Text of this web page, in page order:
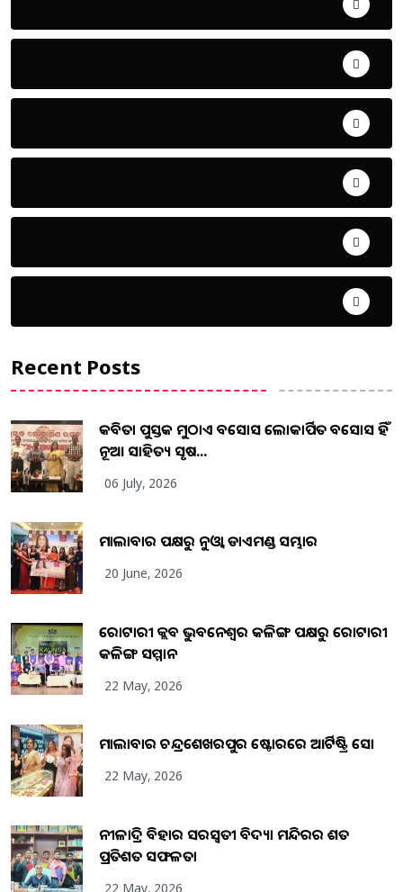
Recent Posts
କବିତା ପୁସ୍ତକ ମୁଠାଏ ଅବସୋସ ଲୋକାର୍ପିତ ଅବସୋସ ହିଁ
ନୂଆ ସାହିତ୍ୟ ସୃଷ...
06 July, 2026
ମାଲାବାର ପକ୍ଷରୁ ନୁଓ୍ବା ଡାଏମଣ୍ଡ ସମ୍ଭାର
20 June, 2026
ରୋଟାରୀ କ୍ଲବ ଭୁବନେଶ୍ୱର କଳିଙ୍ଗ ପକ୍ଷରୁ ରୋଟାରୀ
କଳିଙ୍ଗ ସମ୍ମାନ
22 May, 2026
ମାଲାବାର ଚନ୍ଦ୍ରଶେଖରପୁର ଷ୍ଟୋରରେ ଆର୍ଟିଷ୍ଟ୍ରି ସୋ
22 May, 2026
ନୀଳାଦ୍ରି ବିହାର ସରସ୍ୱତୀ ବିଦ୍ୟା ମନ୍ଦିରର ଶତ
ପ୍ରତିଶତ ସଫଳତା
22 May, 2026